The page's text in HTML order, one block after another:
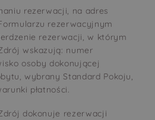
rezerwacji, na adres
rezerwacyjnym
rezerwacji, w którym
wskazują: numer
osoby dokonującej
wybrany Standard Pokoju,
płatności.
dokonuje rezerwacji